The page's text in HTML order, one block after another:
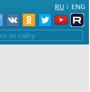
ENG
|
RU